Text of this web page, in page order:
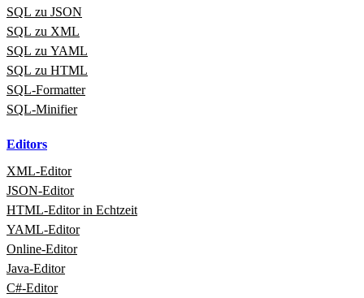
SQL zu JSON
SQL zu XML
SQL zu YAML
SQL zu HTML
SQL‑Formatter
SQL‑Minifier
Editors
XML‑Editor
JSON‑Editor
HTML‑Editor in Echtzeit
YAML‑Editor
Online‑Editor
Java‑Editor
C#‑Editor